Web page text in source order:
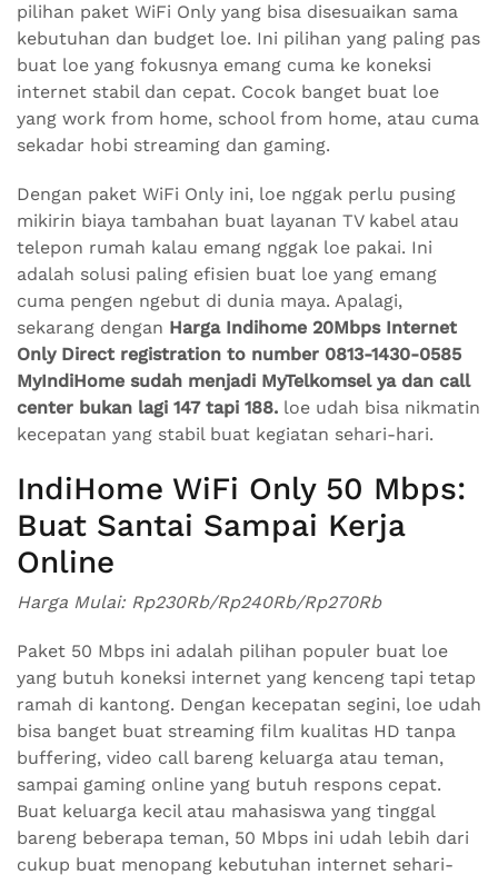
pilihan paket WiFi Only yang bisa disesuaikan sama
kebutuhan dan budget loe. Ini pilihan yang paling pas
buat loe yang fokusnya emang cuma ke koneksi
internet stabil dan cepat. Cocok banget buat loe
yang work from home, school from home, atau cuma
sekadar hobi streaming dan gaming.
Dengan paket WiFi Only ini, loe nggak perlu pusing
mikirin biaya tambahan buat layanan TV kabel atau
telepon rumah kalau emang nggak loe pakai. Ini
adalah solusi paling efisien buat loe yang emang
cuma pengen ngebut di dunia maya. Apalagi,
sekarang dengan Harga Indihome 20Mbps Internet
Only Direct registration to number 0813-1430-0585
MyIndiHome sudah menjadi MyTelkomsel ya dan call
center bukan lagi 147 tapi 188. loe udah bisa nikmatin
kecepatan yang stabil buat kegiatan sehari-hari.
IndiHome WiFi Only 50 Mbps:
Buat Santai Sampai Kerja
Online
Harga Mulai: Rp230Rb/Rp240Rb/Rp270Rb
Paket 50 Mbps ini adalah pilihan populer buat loe
yang butuh koneksi internet yang kenceng tapi tetap
ramah di kantong. Dengan kecepatan segini, loe udah
bisa banget buat streaming film kualitas HD tanpa
buffering, video call bareng keluarga atau teman,
sampai gaming online yang butuh respons cepat.
Buat keluarga kecil atau mahasiswa yang tinggal
bareng beberapa teman, 50 Mbps ini udah lebih dari
cukup buat menopang kebutuhan internet sehari-